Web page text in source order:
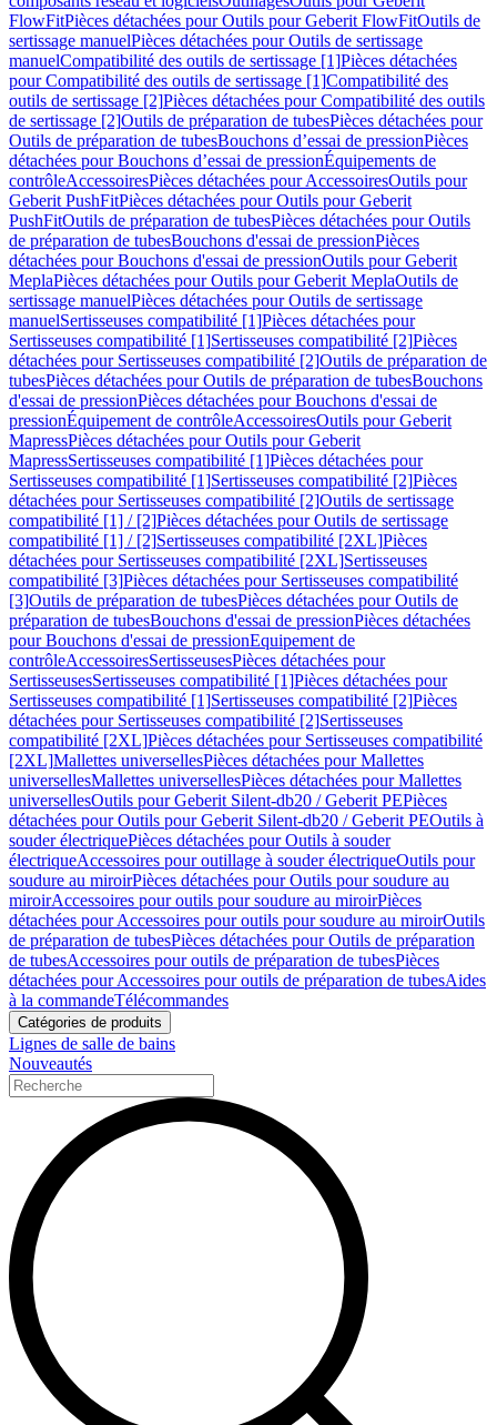
FlowFitPièces détachées pour Outils pour Geberit FlowFitOutils de
sertissage manuelPièces détachées pour Outils de sertissage
manuelCompatibilité des outils de sertissage [1]Pièces détachées
pour Compatibilité des outils de sertissage [1]Compatibilité des
outils de sertissage [2]Pièces détachées pour Compatibilité des outils
de sertissage [2]Outils de préparation de tubesPièces détachées pour
Outils de préparation de tubesBouchons d’essai de pressionPièces
détachées pour Bouchons d’essai de pressionÉquipements de
contrôleAccessoiresPièces détachées pour AccessoiresOutils pour
Geberit PushFitPièces détachées pour Outils pour Geberit
PushFitOutils de préparation de tubesPièces détachées pour Outils
de préparation de tubesBouchons d'essai de pressionPièces
détachées pour Bouchons d'essai de pressionOutils pour Geberit
MeplaPièces détachées pour Outils pour Geberit MeplaOutils de
sertissage manuelPièces détachées pour Outils de sertissage
manuelSertisseuses compatibilité [1]Pièces détachées pour
Sertisseuses compatibilité [1]Sertisseuses compatibilité [2]Pièces
détachées pour Sertisseuses compatibilité [2]Outils de préparation de
tubesPièces détachées pour Outils de préparation de tubesBouchons
d'essai de pressionPièces détachées pour Bouchons d'essai de
pressionÉquipement de contrôleAccessoiresOutils pour Geberit
MapressPièces détachées pour Outils pour Geberit
MapressSertisseuses compatibilité [1]Pièces détachées pour
Sertisseuses compatibilité [1]Sertisseuses compatibilité [2]Pièces
détachées pour Sertisseuses compatibilité [2]Outils de sertissage
compatibilité [1] / [2]Pièces détachées pour Outils de sertissage
compatibilité [1] / [2]Sertisseuses compatibilité [2XL]Pièces
détachées pour Sertisseuses compatibilité [2XL]Sertisseuses
compatibilité [3]Pièces détachées pour Sertisseuses compatibilité
[3]Outils de préparation de tubesPièces détachées pour Outils de
préparation de tubesBouchons d'essai de pressionPièces détachées
pour Bouchons d'essai de pressionEquipement de
contrôleAccessoiresSertisseusesPièces détachées pour
SertisseusesSertisseuses compatibilité [1]Pièces détachées pour
Sertisseuses compatibilité [1]Sertisseuses compatibilité [2]Pièces
détachées pour Sertisseuses compatibilité [2]Sertisseuses
compatibilité [2XL]Pièces détachées pour Sertisseuses compatibilité
[2XL]Mallettes universellesPièces détachées pour Mallettes
universellesMallettes universellesPièces détachées pour Mallettes
universellesOutils pour Geberit Silent-db20 / Geberit PEPièces
détachées pour Outils pour Geberit Silent-db20 / Geberit PEOutils à
souder électriquePièces détachées pour Outils à souder
électriqueAccessoires pour outillage à souder électriqueOutils pour
soudure au miroirPièces détachées pour Outils pour soudure au
miroirAccessoires pour outils pour soudure au miroirPièces
détachées pour Accessoires pour outils pour soudure au miroirOutils
de préparation de tubesPièces détachées pour Outils de préparation
de tubesAccessoires pour outils de préparation de tubesPièces
détachées pour Accessoires pour outils de préparation de tubesAides
à la commandeTélécommandes
Catégories de produits
Lignes de salle de bains
Nouveautés